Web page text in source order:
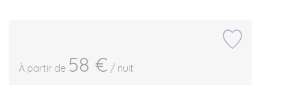
À partir de 58 € / nuit